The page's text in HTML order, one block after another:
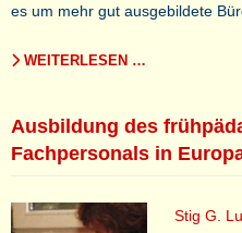
es um mehr gut ausgebildete
WEITERLESEN …
Ausbildung des
Fachpersonals in
Stig G.